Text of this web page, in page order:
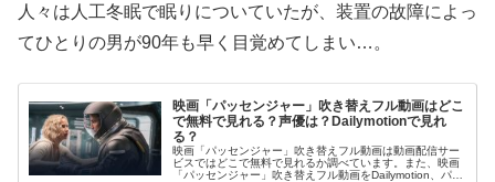
人々は人工冬眠で眠りについていたが、装置の故障によっ
てひとりの男が90年も早く目覚めてしまい…。
映画「パッセンジャー」吹き替えフル動画はどこ
で無料で見れる？声優は？Dailymotionで見れ
る？
映画「パッセンジャー」吹き替えフル動画は動画配信サー
ビスではどこで無料で見れるか調べています。また、映画
「パッセンジャー」吹き替えフル動画をDailymotion、パン